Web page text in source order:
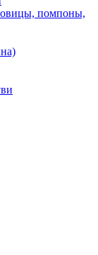
помпоны,